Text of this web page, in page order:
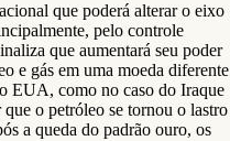
que poderá alterar o eixo
pelo controle
que aumentará seu poder
e gás em uma moeda diferente
EUA, como no caso do Iraque
o petróleo se tornou o lastro
a queda do padrão ouro, os